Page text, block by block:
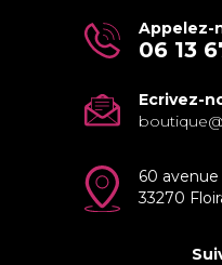
Appelez-
06 13
Ecrivez-
60 avenue
33270